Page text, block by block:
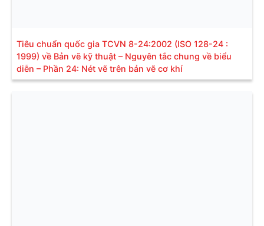
Tiêu chuẩn quốc gia TCVN 8-24:2002 (ISO 128-24 :
1999) về Bản vẽ kỹ thuật – Nguyên tắc chung về biểu
diễn – Phần 24: Nét vẽ trên bản vẽ cơ khí